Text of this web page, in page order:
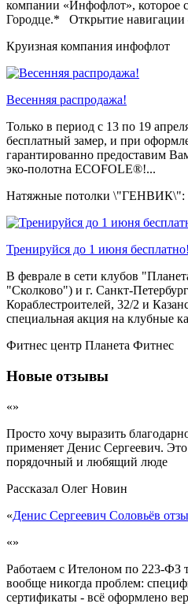
компании «Инфофлот», которое
Городце.* Открытие навигации
Круизная компания инфофлот
Весенняя распродажа!
Только в период c 13 по 19
бесплатный замер, и при
гарантированно предоставим
эко-полотна ECOFOLE®!...
Натяжные потолки \"ГЕНВИК\":
Тренируйся до 1 июня бесплатно!
В феврале в сети клубов
"Сколково") и г. Санкт-
Кораблестроителей, 32/2 и
специальная акция на клубные
Фитнес центр Планета Фитнес
Новые отзывы
«»
Просто хочу выразить
применяет Денис Сергеевич.
порядочный и любящий люде
Рассказал Олег Новин
«Денис Сергеевич Соловьёв
«»
Работаем с Ителоном по 223-ФЗ
вообще никогда проблем:
сертификаты - всё оформлено